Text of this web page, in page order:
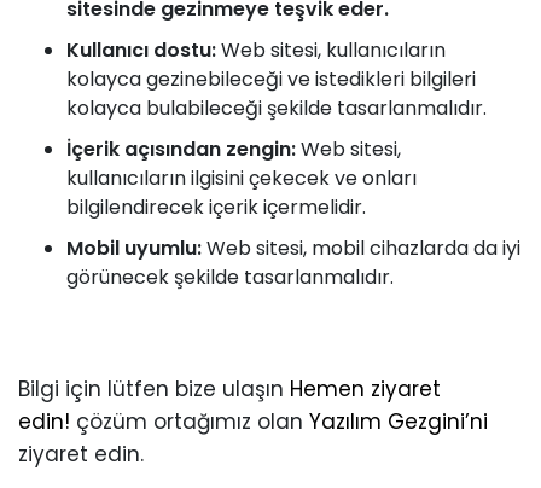
sitesinde gezinmeye teşvik eder.
Kullanıcı dostu:Web sitesi, kullanıcıların
kolayca gezinebileceği ve istedikleri bilgileri
kolayca bulabileceği şekilde tasarlanmalıdır.
İçerik açısından zengin:Web sitesi,
kullanıcıların ilgisini çekecek ve onları
bilgilendirecek içerik içermelidir.
Mobil uyumlu:Web sitesi, mobil cihazlarda da iyi
görünecek şekilde tasarlanmalıdır.
Bilgi için lütfen bize ulaşın Hemen ziyaret
edin! çözüm ortağımız olan Yazılım Gezgini’ni
ziyaret edin.